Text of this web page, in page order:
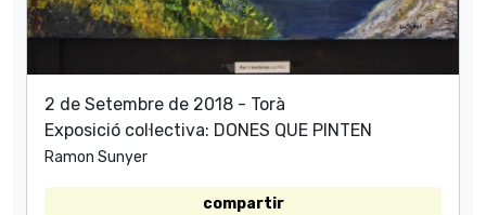
2 de Setembre de 2018 - Torà
Exposició col·lectiva: DONES QUE PINTEN
Ramon Sunyer
compartir